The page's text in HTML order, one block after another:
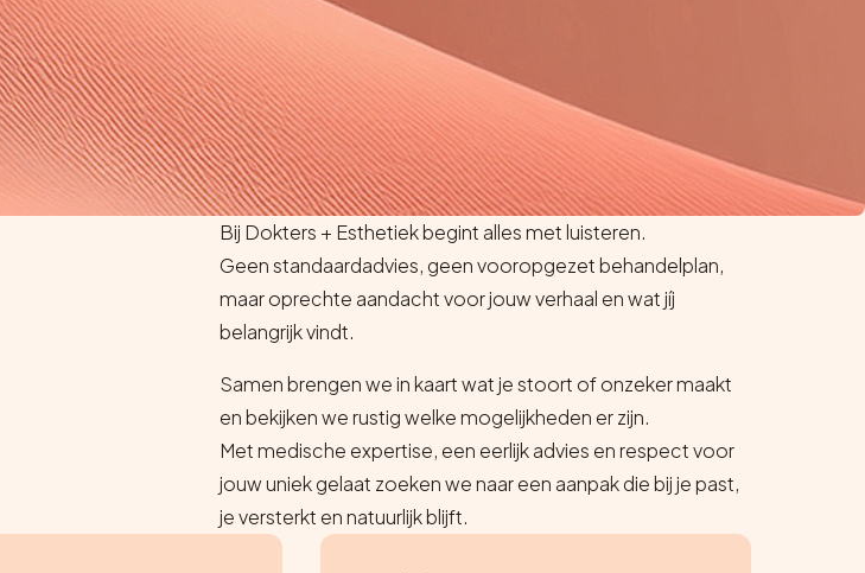
Bij Dokters + Esthetiek begint alles met luisteren.
Geen standaardadvies, geen vooropgezet behandelplan,
maar oprechte aandacht voor jouw verhaal en wat jíj
belangrijk vindt.
Samen brengen we in kaart wat je stoort of onzeker maakt
en bekijken we rustig welke mogelijkheden er zijn.
Met medische expertise, een eerlijk advies en respect voor
jouw uniek gelaat zoeken we naar een aanpak die bij je past,
je versterkt en natuurlijk blijft.